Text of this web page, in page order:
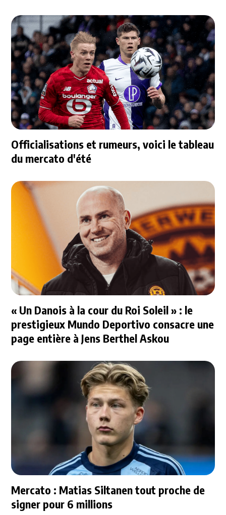
Officialisations et rumeurs, voici le tableau
du mercato d'été
« Un Danois à la cour du Roi Soleil » : le
prestigieux Mundo Deportivo consacre une
page entière à Jens Berthel Askou
Mercato : Matias Siltanen tout proche de
signer pour 6 millions